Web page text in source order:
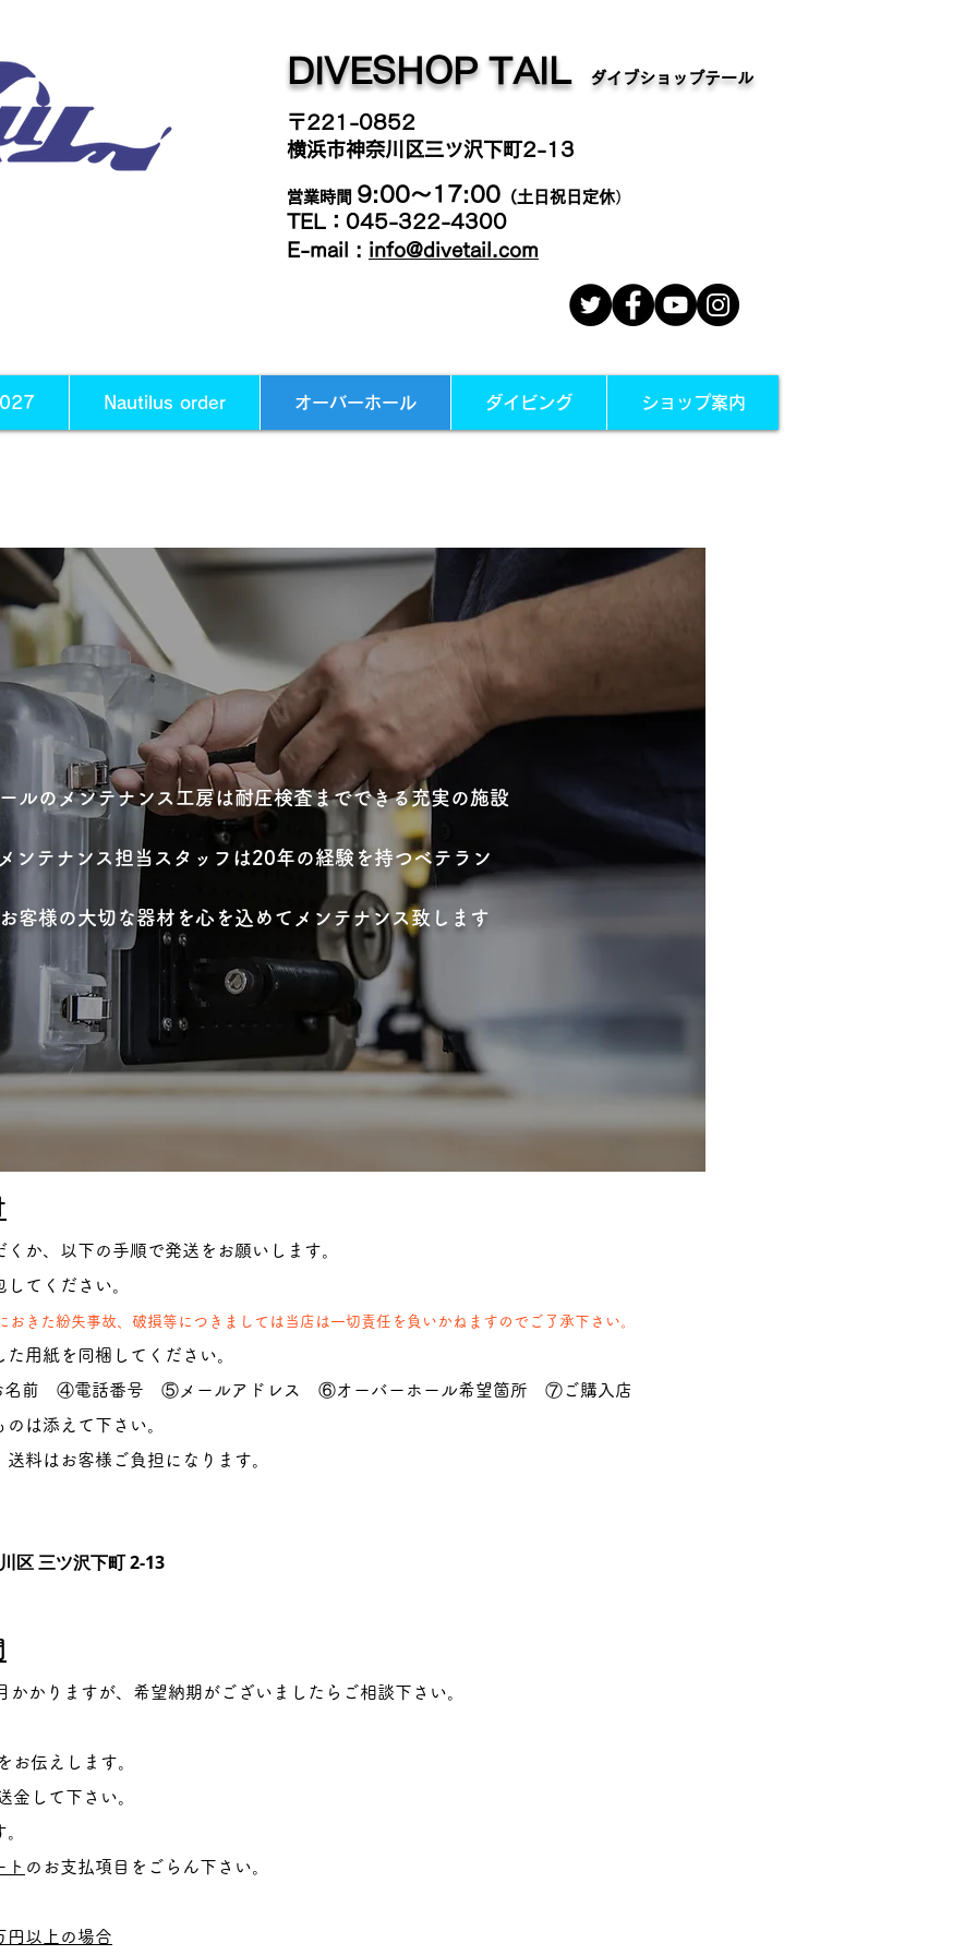
DIVESHOP TAIL ダイブショップテール
〒221-0852
横浜市神奈川区三ツ沢下町2-13
営業時間 9:00～17:00 （土日祝日定休）
TEL：045-322-4300
E-mail : info@divetail.com
Nautilus order オーバーホール ダイビング ショップ案内
ルのメンテナンス工房は耐圧検査までできる充実の施設
ンテナンス担当スタッフは20年の経験を持つベテラン
客様の大切な器材を心を込めてメンテナンス致します
か、以下の手順で発送をお願いします。
てください。
おきた紛失事故、破損等につきましては当店は一切責任を負いかねますのでご了承下さい。
用紙を同梱してください。
前 ④電話番号 ⑤メールアドレス ⑥オーバーホール希望箇所 ⑦ご購入店
は添えて下さい。
送料はお客様ご負担になります。
区 三ツ沢下町 2-13
かかりますが、希望納期がございましたらご相談下さい。
伝えします。
して下さい。
ト のお支払項目をごらん下さい。
円以上の場合